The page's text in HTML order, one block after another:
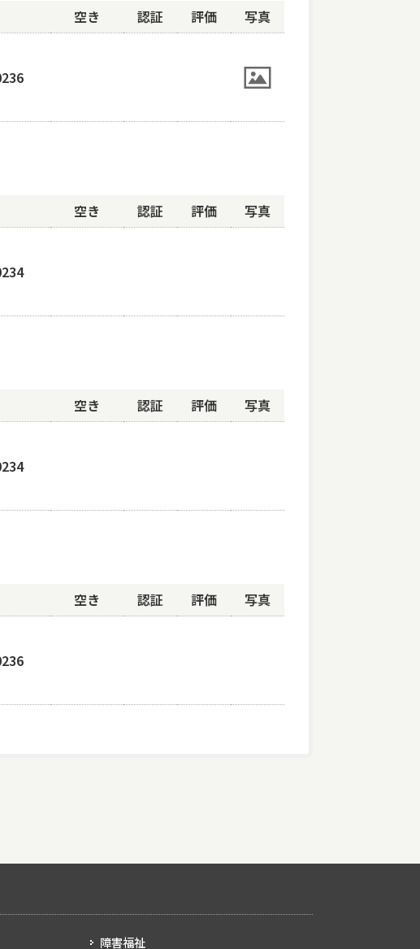
空き 認証 評価 写真
空き 認証 評価 写真
空き 認証 評価 写真
空き 認証 評価 写真
障害福祉